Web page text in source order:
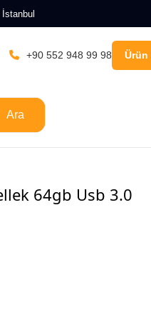
+90 552 948 99 98 Ürün
Ara
64gb Usb 3.0